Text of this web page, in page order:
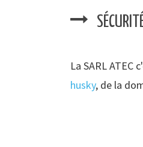
La SARL
husky, de la